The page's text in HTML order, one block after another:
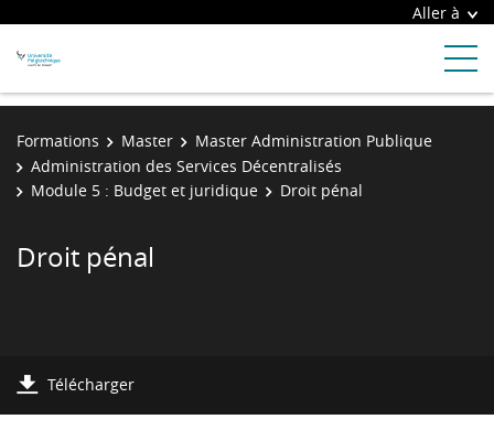
Aller à
Formations Master
Master Administration Publique
Administration des Services Décentralisés
Module 5 : Budget et juridique
Droit pénal
Droit pénal
Télécharger